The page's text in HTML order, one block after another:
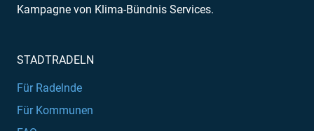
Kampagne von Klima-Bündnis Services.
STADTRADELN
Für Radelnde
Für Kommunen